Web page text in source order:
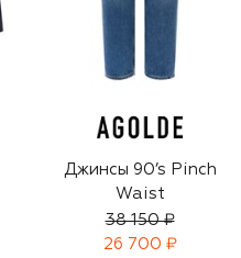
Джинсы 90’s Pinch
Waist
38 150 ₽
26 700 ₽